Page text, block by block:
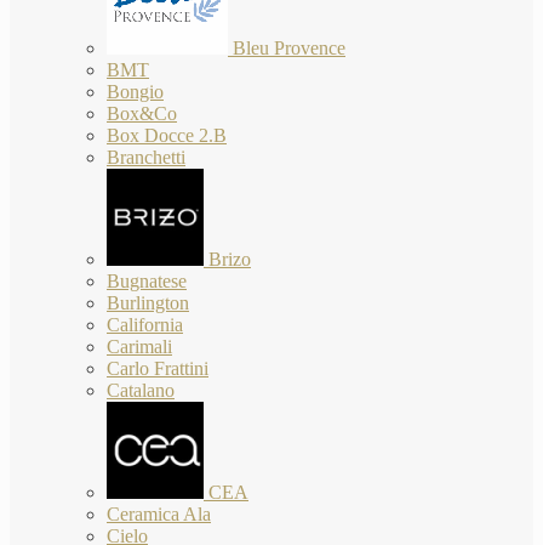
Bleu Provence
BMT
Bongio
Box&Co
Box Docce 2.B
Branchetti
Brizo
Bugnatese
Burlington
California
Carimali
Carlo Frattini
Catalano
CEA
Ceramica Ala
Cielo